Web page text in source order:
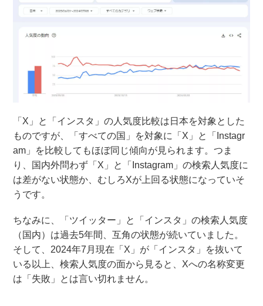
「X」と「インスタ」の人気度比較は日本を対象とした
ものですが、「すべての国」を対象に「X」と「Instagr
am」を比較してもほぼ同じ傾向が見られます。つま
り、国内外問わず「X」と「Instagram」の検索人気度に
は差がない状態か、むしろXが上回る状態になっていそ
うです。
ちなみに、「ツイッター」と「インスタ」の検索人気度
（国内）は過去5年間、互角の状態が続いていました。
そして、2024年7月現在「X」が「インスタ」を抜いて
いる以上、検索人気度の面から見ると、Xへの名称変更
は「失敗」とは言い切れません。